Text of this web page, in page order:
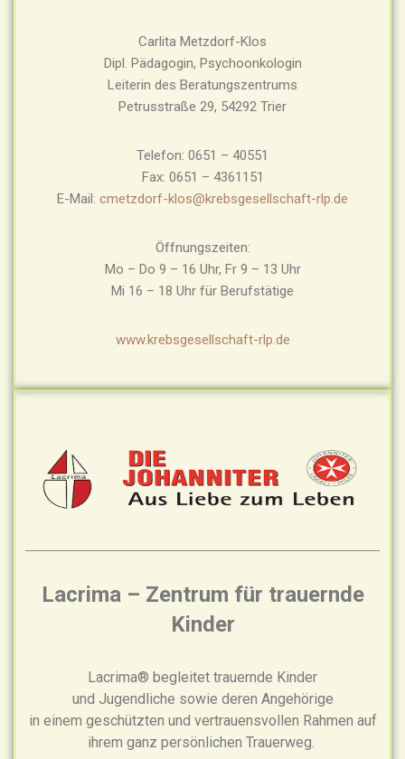
Carlita Metzdorf-Klos
Dipl. Pädagogin, Psychoonkologin
Leiterin des Beratungszentrums
Petrusstraße 29, 54292 Trier
Telefon: 0651 – 40551
Fax: 0651 – 4361151
E-Mail: cmetzdorf-klos@krebsgesellschaft-rlp.de
Öffnungszeiten:
Mo – Do 9 – 16 Uhr, Fr 9 – 13 Uhr
Mi 16 – 18 Uhr für Berufstätige
www.krebsgesellschaft-rlp.de
Lacrima – Zentrum für trauernde
Kinder
Lacrima® begleitet trauernde Kinder
und Jugendliche sowie deren Angehörige
in einem geschützten und vertrauensvollen Rahmen auf
ihrem ganz persönlichen Trauerweg.